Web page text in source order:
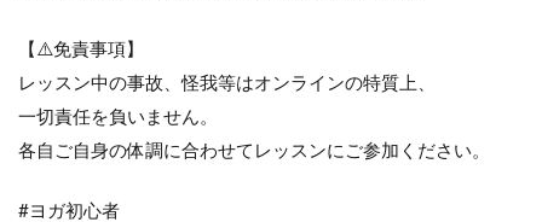
【⚠️免責事項】
レッスン中の事故、怪我等はオンラインの特質上、
一切責任を負いません。
各自ご自身の体調に合わせてレッスンにご参加ください。
#ヨガ初心者